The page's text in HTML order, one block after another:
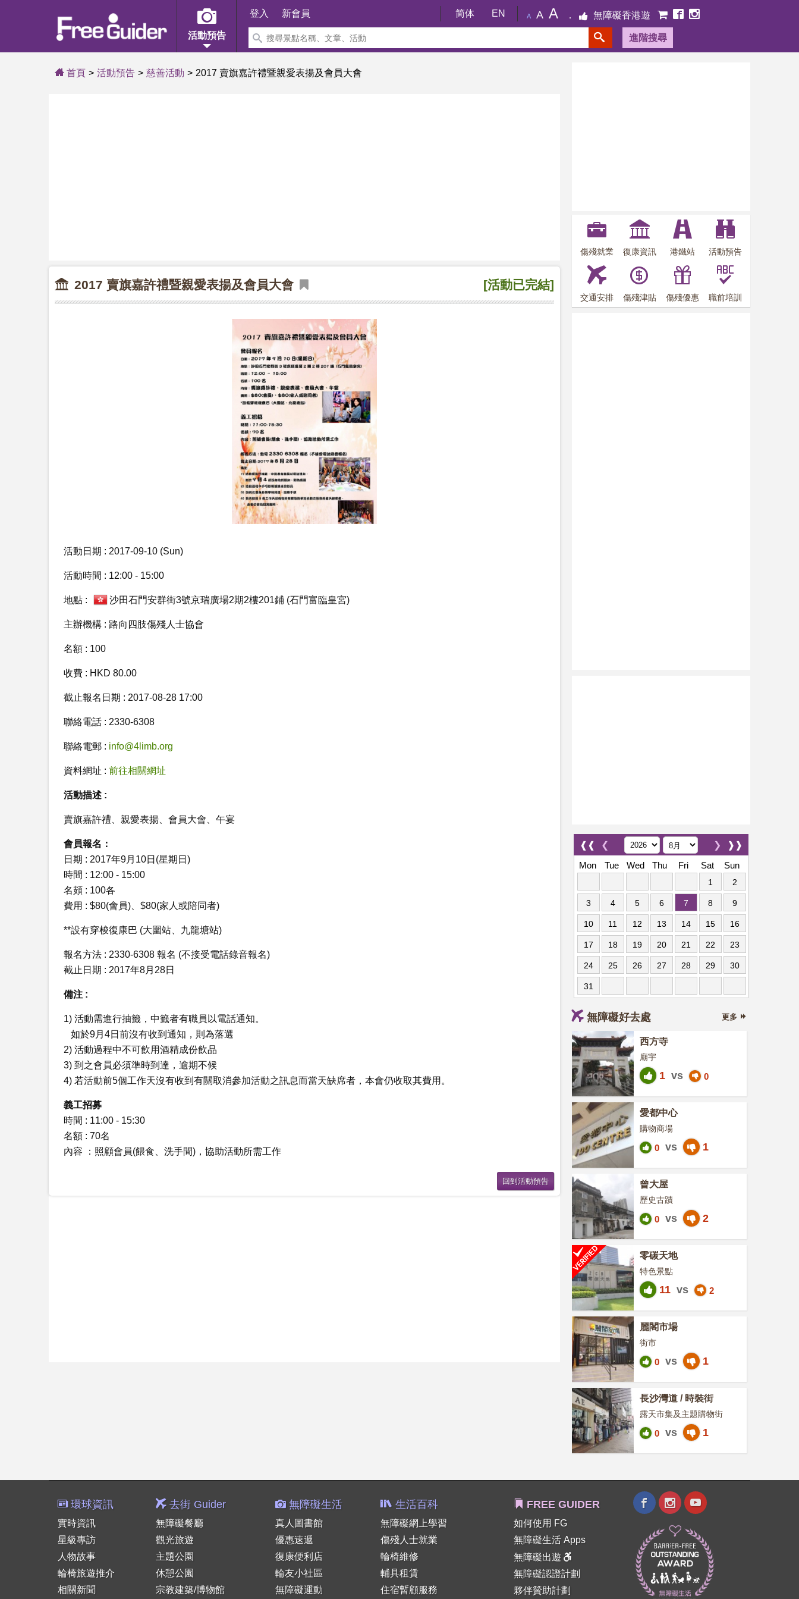
活動預告
登入 新會員 简体 EN A A A 無障礙香港遊
進階搜尋
首頁 活動預告 慈善活動 2017 賣旗嘉許禮暨親愛表揚及會員大會
[活動已完結]
2017 賣旗嘉許禮暨親愛表揚及會員大會
活動日期 : 2017-09-10 (Sun)
活動時間 : 12:00 - 15:00
地點 : 沙田石門安群街3號京瑞廣場2期2樓201鋪 (石門富臨皇宮)
主辦機構 : 路向四肢傷殘人士協會
名額 : 100
收費 : HKD 80.00
截止報名日期 : 2017-08-28 17:00
聯絡電話 : 2330-6308
聯絡電郵 : info@4limb.org
資料網址 : 前往相關網址
活動描述 :
賣旗嘉許禮、親愛表揚、會員大會、午宴
會員報名：
日期 : 2017年9月10日(星期日)
時間 : 12:00 - 15:00
名頞 : 100各
費用 : $80(會員)、$80(家人或陪同者)
**設有穿梭復康巴 (大圍站、九龍塘站)
報名方法 : 2330-6308 報名 (不接受電話錄音報名)
截止日期 : 2017年8月28日
備注 :
1) 活動需進行抽籤，中籤者有職員以電話通知。
如於9月4日前沒有收到通知，則為落選
2) 活動過程中不可飲用酒精成份飲品
3) 到之會員必須準時到達，逾期不候
4) 若活動前5個工作天沒有收到有關取消參加活動之訊息而當天缺席者，本會仍收取其費用。
義工招募
時間 : 11:00 - 15:30
名額 : 70名
內容 ：照顧會員(餵食、洗手間)，協助活動所需工作
傷殘就業 復康資訊 港鐵站 活動預告
交通安排 傷殘津貼 傷殘優惠 職前培訓
❰❰ ❮ ❱❱
❯
Mon
Tue Wed Thu Fri Sat Sun
1 2
3 4 5 6 7 8 9
10 11 12 13 14 15 16
17 18 19 20 21 22 23
24 25 26 27 28 29 30
31
無障礙好去處 更多
西方寺
廟宇
1 vs 0
愛都中心
購物商場
0 vs 1
曾大屋
歷史古蹟
0 vs 2
零碳天地
特色景點
11 vs 2
麗閣市場
街市
0 vs 1
長沙灣道 / 時裝街
露天市集及主題購物街
0 vs 1
環球資訊
實時資訊
星級專訪
人物故事
輪椅旅遊推介
相關新聞
去街 Guider
無障礙餐廳
觀光旅遊
主題公園
休憩公園
宗教建築/博物館
無障礙生活
真人圖書館
優惠速遞
復康便利店
輪友小社區
無障礙運動
生活百科
無障礙網上學習
傷殘人士就業
輪椅維修
輔具租賃
住宿暫顧服務
FREE GUIDER
如何使用 FG
無障礙生活 Apps
無障礙出遊
無障礙認證計劃
夥伴贊助計劃